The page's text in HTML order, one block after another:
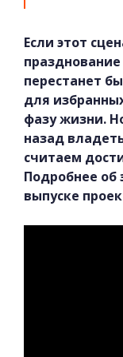
Если этот
перестанет
для
фазу жизни.
назад
считаем
Подробнее об
выпуске